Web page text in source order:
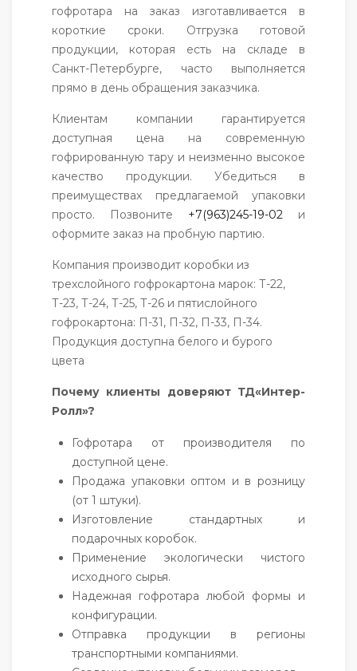
гофротара на заказ изготавливается в
короткие сроки. Отгрузка готовой
продукции, которая есть на складе в
Санкт-Петербурге, часто выполняется
прямо в день обращения заказчика.
Клиентам компании гарантируется
доступная цена на современную
гофрированную тару и неизменно высокое
качество продукции. Убедиться в
преимуществах предлагаемой упаковки
просто. Позвоните +7(963)245-19-02 и
оформите заказ на пробную партию.
Компания производит коробки из
трехслойного гофрокартона марок: Т-22,
Т-23, Т-24, Т-25, Т-26 и пятислойного
гофрокартона: П-31, П-32, П-33, П-34.
Продукция доступна белого и бурого
цвета
Почему клиенты доверяют ТД«Интер-
Ролл»?
Гофротара от производителя по
доступной цене.
Продажа упаковки оптом и в розницу
(от 1 штуки).
Изготовление стандартных и
подарочных коробок.
Применение экологически чистого
исходного сырья.
Надежная гофротара любой формы и
конфигурации.
Отправка продукции в регионы
транспортными компаниями.